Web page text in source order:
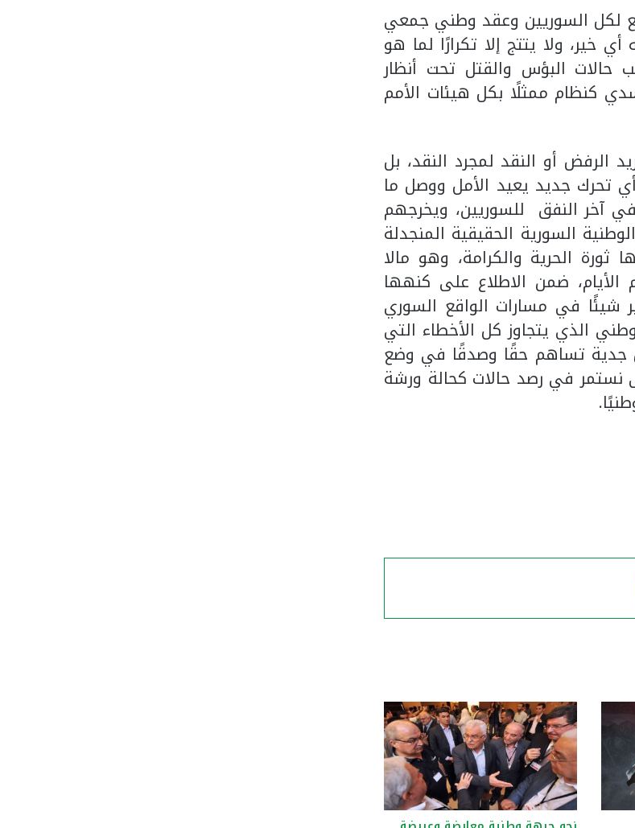
لكل السوريين وعقد وطني جمعي
خير، ولا يتتج إلا تكرارًا لما هو
البؤس والقتل تحت أنظار
كنظام ممثلًا بكل هيئات الأمم
أو النقد لمجرد النقد، بل
تحرك جديد يعيد الأمل ووصل ما
آخر النفق للسوريين، ويخرجهم
السورية الحقيقية المنجدلة
ثورة الحرية والكرامة، وهو مالا
ضمن الاطلاع على كنهها
شيئًا في مسارات الواقع السوري
الذي يتجاوز كل الأخطاء التي
جدية تساهم حقًا وصدقًا في وضع
نستمر في رصد حالات كحالة ورشة